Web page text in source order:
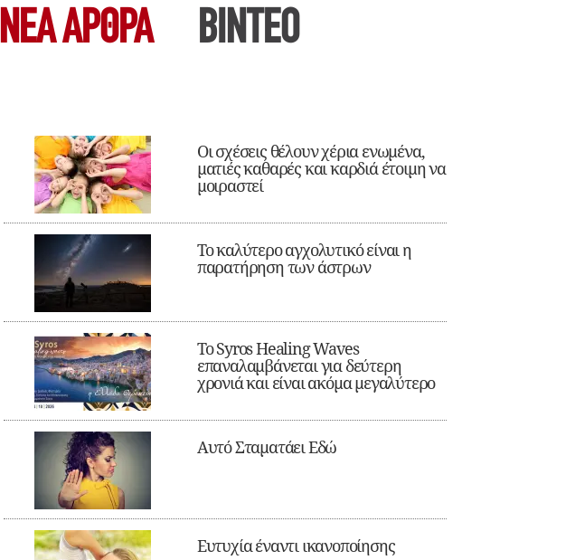
ΝΕΑ ΆΡΘΡΑ ΒΙΝΤΕΟ
Οι σχέσεις θέλουν χέρια ενωμένα,
ματιές καθαρές και καρδιά έτοιμη να
μοιραστεί
Το καλύτερο αγχολυτικό είναι η
παρατήρηση των άστρων
Το Syros Healing Waves
επαναλαμβάνεται για δεύτερη
χρονιά και είναι ακόμα μεγαλύτερο
Αυτό Σταματάει Εδώ
Ευτυχία έναντι ικανοποίησης